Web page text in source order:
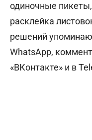
одиночные
расклейка
решений
WhatsApp,
«ВКонтакте» и в